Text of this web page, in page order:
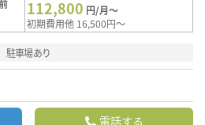
112,800 円/月～
初期費用他 16,500円～
駐車場あり
電話する